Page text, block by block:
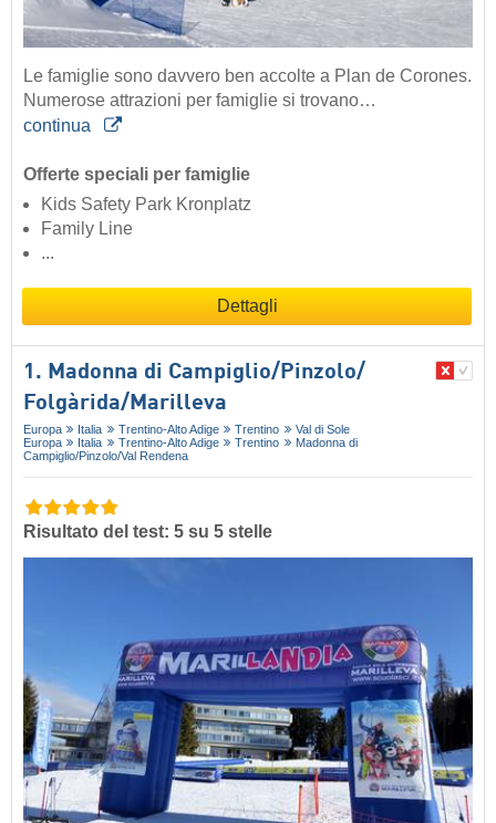
Le famiglie sono davvero ben accolte a Plan de Corones.
Numerose attrazioni per famiglie si trovano…
continua
Offerte speciali per famiglie
Kids Safety Park Kronplatz
Family Line
...
Dettagli
1. Madonna di Campiglio/​Pinzolo/​
Folgàrida/​Marilleva
Europa Italia Trentino-Alto Adige Trentino
Val di Sole
Europa
Italia Trentino-Alto Adige Trentino
Madonna di
Campiglio/​Pinzolo/​Val Rendena
Risultato del test: 5 su 5 stelle